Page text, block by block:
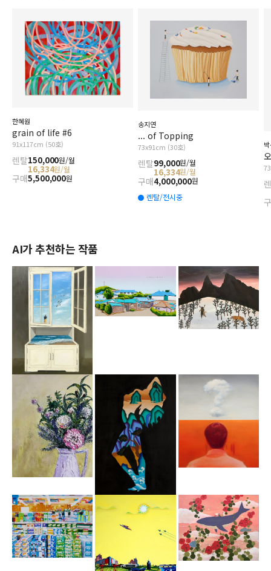
한혜원
grain of life #6
91x117cm (50호)
렌탈150,000원/월
16,334원/월
구매5,500,000원
송지연
... of Topping
73x91cm (30호)
렌탈99,000원/월
16,334원/월
구매4,000,000원
렌탈/전시중
AI가 추천하는 작품